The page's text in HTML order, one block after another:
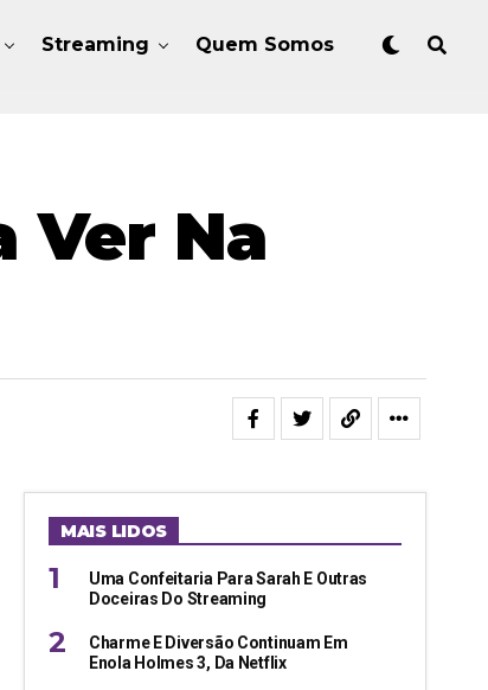
Streaming Quem Somos
Ver Na
MAIS LIDOS
Uma Confeitaria Para Sarah E Outras
Doceiras Do Streaming
Charme E Diversão Continuam Em
Enola Holmes 3, Da Netflix